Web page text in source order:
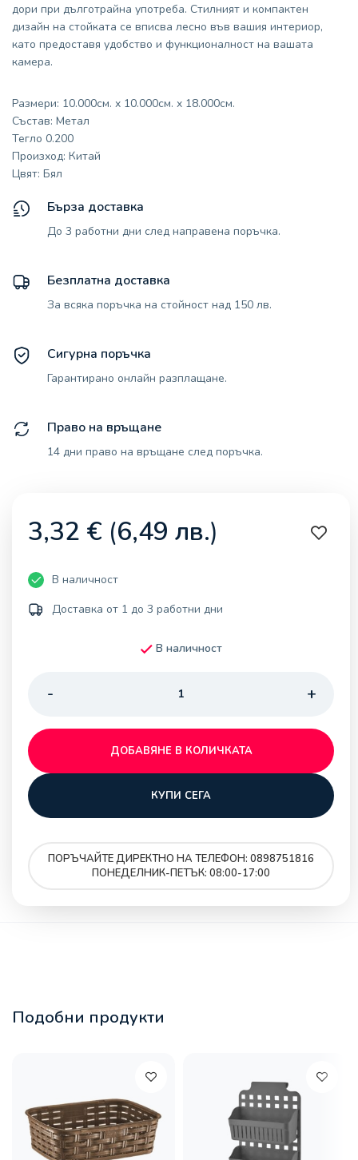
дори при дълготрайна употреба. Стилният и компактен
дизайн на стойката се вписва лесно във вашия интериор,
като предоставя удобство и функционалност на вашата
камера.
Размери: 10.000см. x 10.000см. x 18.000см.
Състав: Метал
Тегло 0.200
Произход: Китай
Цвят: Бял
Бърза доставка
До 3 работни дни след направена поръчка.
Безплатна доставка
За всяка поръчка на стойност над 150 лв.
Сигурна поръчка
Гарантирано онлайн разплащане.
Право на връщане
14 дни право на връщане след поръчка.
3,32 € (6,49 лв.)
В наличност
Доставка от 1 до 3 работни дни
В наличност
ДОБАВЯНЕ В КОЛИЧКАТА
КУПИ СЕГА
ПОРЪЧАЙТЕ ДИРЕКТНО НА ТЕЛЕФОН: 0898751816
ПОНЕДЕЛНИК-ПЕТЪК: 08:00-17:00
Подобни продукти